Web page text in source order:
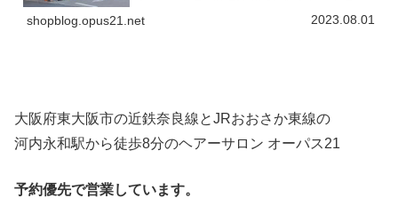
shopblog.opus21.net 2023.08.01
大阪府東大阪市の近鉄奈良線とJRおおさか東線の
河内永和駅から徒歩8分のヘアーサロン オーパス21
予約優先で営業しています。